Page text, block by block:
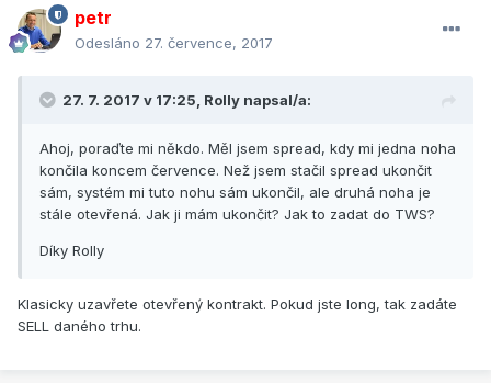
petr
Odesláno 27. července, 2017
27. 7. 2017 v 17:25, Rolly napsal/a:
Ahoj, poraďte mi někdo. Měl jsem spread, kdy mi jedna noha
končila koncem července. Než jsem stačil spread ukončit
sám, systém mi tuto nohu sám ukončil, ale druhá noha je
stále otevřená. Jak ji mám ukončit? Jak to zadat do TWS?
Díky Rolly
Klasicky uzavřete otevřený kontrakt. Pokud jste long, tak zadáte
SELL daného trhu.